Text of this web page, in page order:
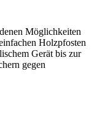
Möglichkeiten
Holzpfosten
Gerät bis zur
gegen